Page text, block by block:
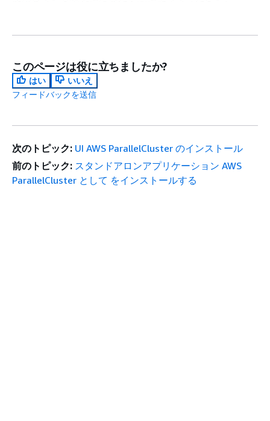
このページは役に立ちましたか?
はい
いいえ
フィードバックを送信
次のトピック: UI AWS ParallelCluster のインストール
前のトピック: スタンドアロンアプリケーション AWS
ParallelCluster として をインストールする